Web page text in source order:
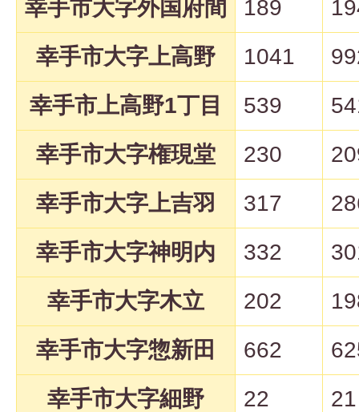
幸手市大字外国府間 189
幸手市大字上高野
1041
幸手市上高野1丁目
539
幸手市大字権現堂
230
幸手市大字上吉羽
317
幸手市大字神明内
332
幸手市大字木立
202
幸手市大字惣新田
662
幸手市大字細野
22
21